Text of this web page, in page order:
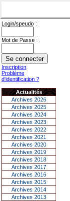
Login/speudo :
Mot de Passe :
Inscription
Problème
d'identification ?
Actualités
Archives 2026
Archives 2025
Archives 2024
Archives 2023
Archives 2022
Archives 2021
Archives 2020
Archives 2019
Archives 2018
Archives 2017
Archives 2016
Archives 2015
Archives 2014
Archives 2013